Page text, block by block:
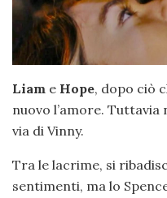
Liam e Hope, dopo ciò
nuovo l’amore.
via di Vinny.
Tra le lacrime, si
sentimenti, ma lo